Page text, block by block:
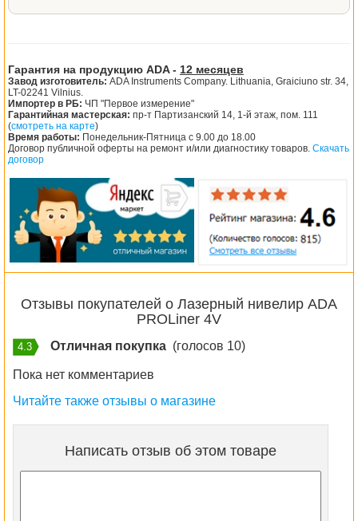
Гарантия на продукцию ADA - 12 месяцев
Завод изготовитель: ADA Instruments Company. Lithuania, Graiciuno str. 34,
LT-02241 Vilnius.
Импортер в РБ: ЧП "Первое измерение"
Гарантийная мастерская: пр-т Партизанский 14, 1-й этаж, пом. 111
(смотреть на карте)
Время работы: Понедельник-Пятница с 9.00 до 18.00
Договор публичной оферты на ремонт и/или диагностику товаров. Скачать
договор
Отзывы покупателей о Лазерный нивелир ADA
PROLiner 4V
4.3 Отличная покупка (голосов 10)
Пока нет комментариев
Читайте также отзывы о магазине
Написать отзыв об этом товаре